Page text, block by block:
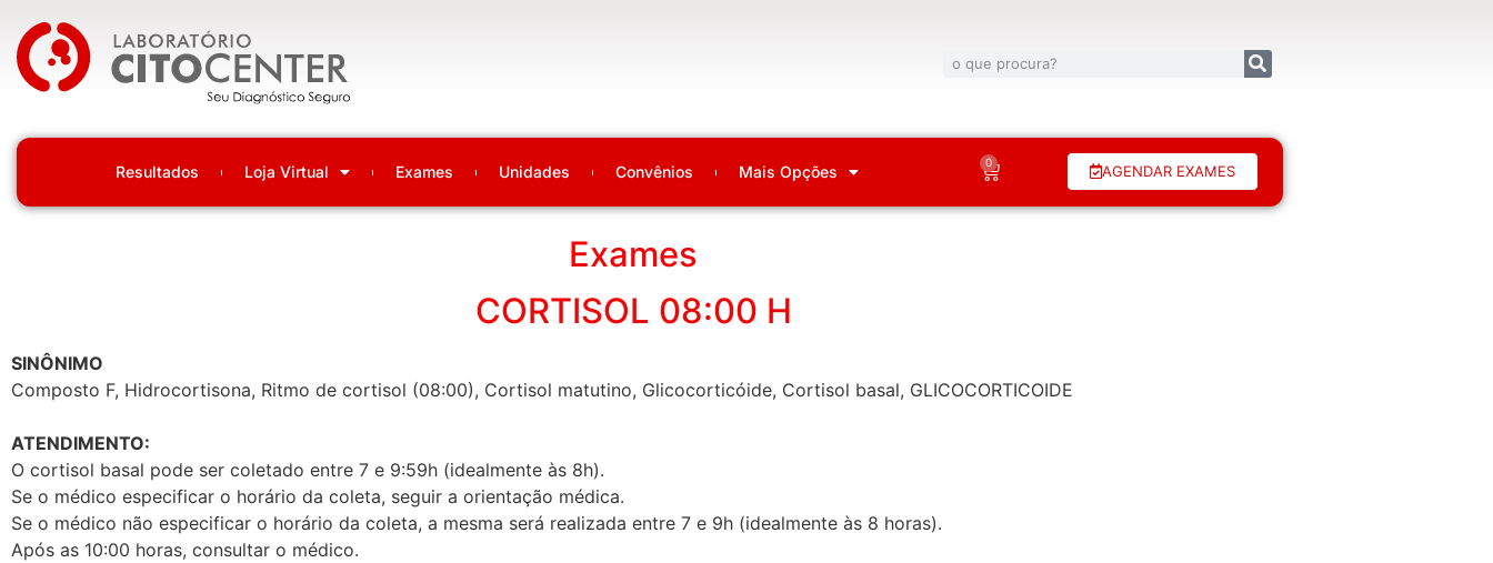
Laboratório Citocenter
Resultados Loja Virtual Exames Unidades Convênios Mais Opções 0 AGENDAR EXAMES
Exames
CORTISOL 08:00 H
SINÔNIMO
Composto F, Hidrocortisona, Ritmo de cortisol (08:00), Cortisol matutino, Glicocorticóide, Cortisol basal, GLICOCORTICOIDE
ATENDIMENTO:
O cortisol basal pode ser coletado entre 7 e 9:59h (idealmente às 8h).
Se o médico especificar o horário da coleta, seguir a orientação médica.
Se o médico não especificar o horário da coleta, a mesma será realizada entre 7 e 9h (idealmente às 8 horas).
Após as 10:00 horas, consultar o médico.